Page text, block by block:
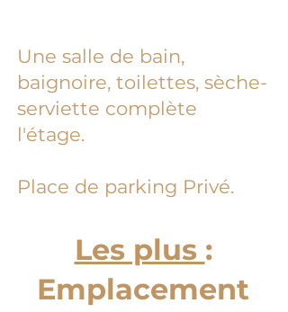
Une salle de bain,
baignoire, toilettes, sèche-
serviette complète
l'étage.
Place de parking Privé.
Les plus :
Emplacement